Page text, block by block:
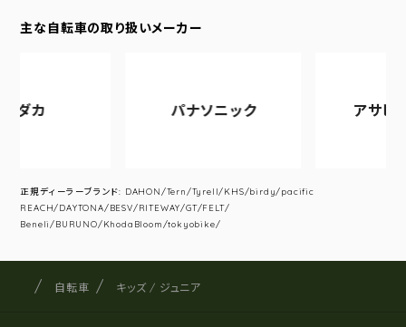
主な自転車の取り扱いメーカー
パナソニック アサヒサイク
正規ディーラーブランド: DAHON/Tern/Tyrell/KHS/birdy/pacific
REACH/DAYTONA/BESV/RITEWAY/GT/FELT/
Beneli/BURUNO/KhodaBloom/tokyobike/
サイト内の現在地
サイクルショップナカゴヤ
自転車 キッズ / ジュニア